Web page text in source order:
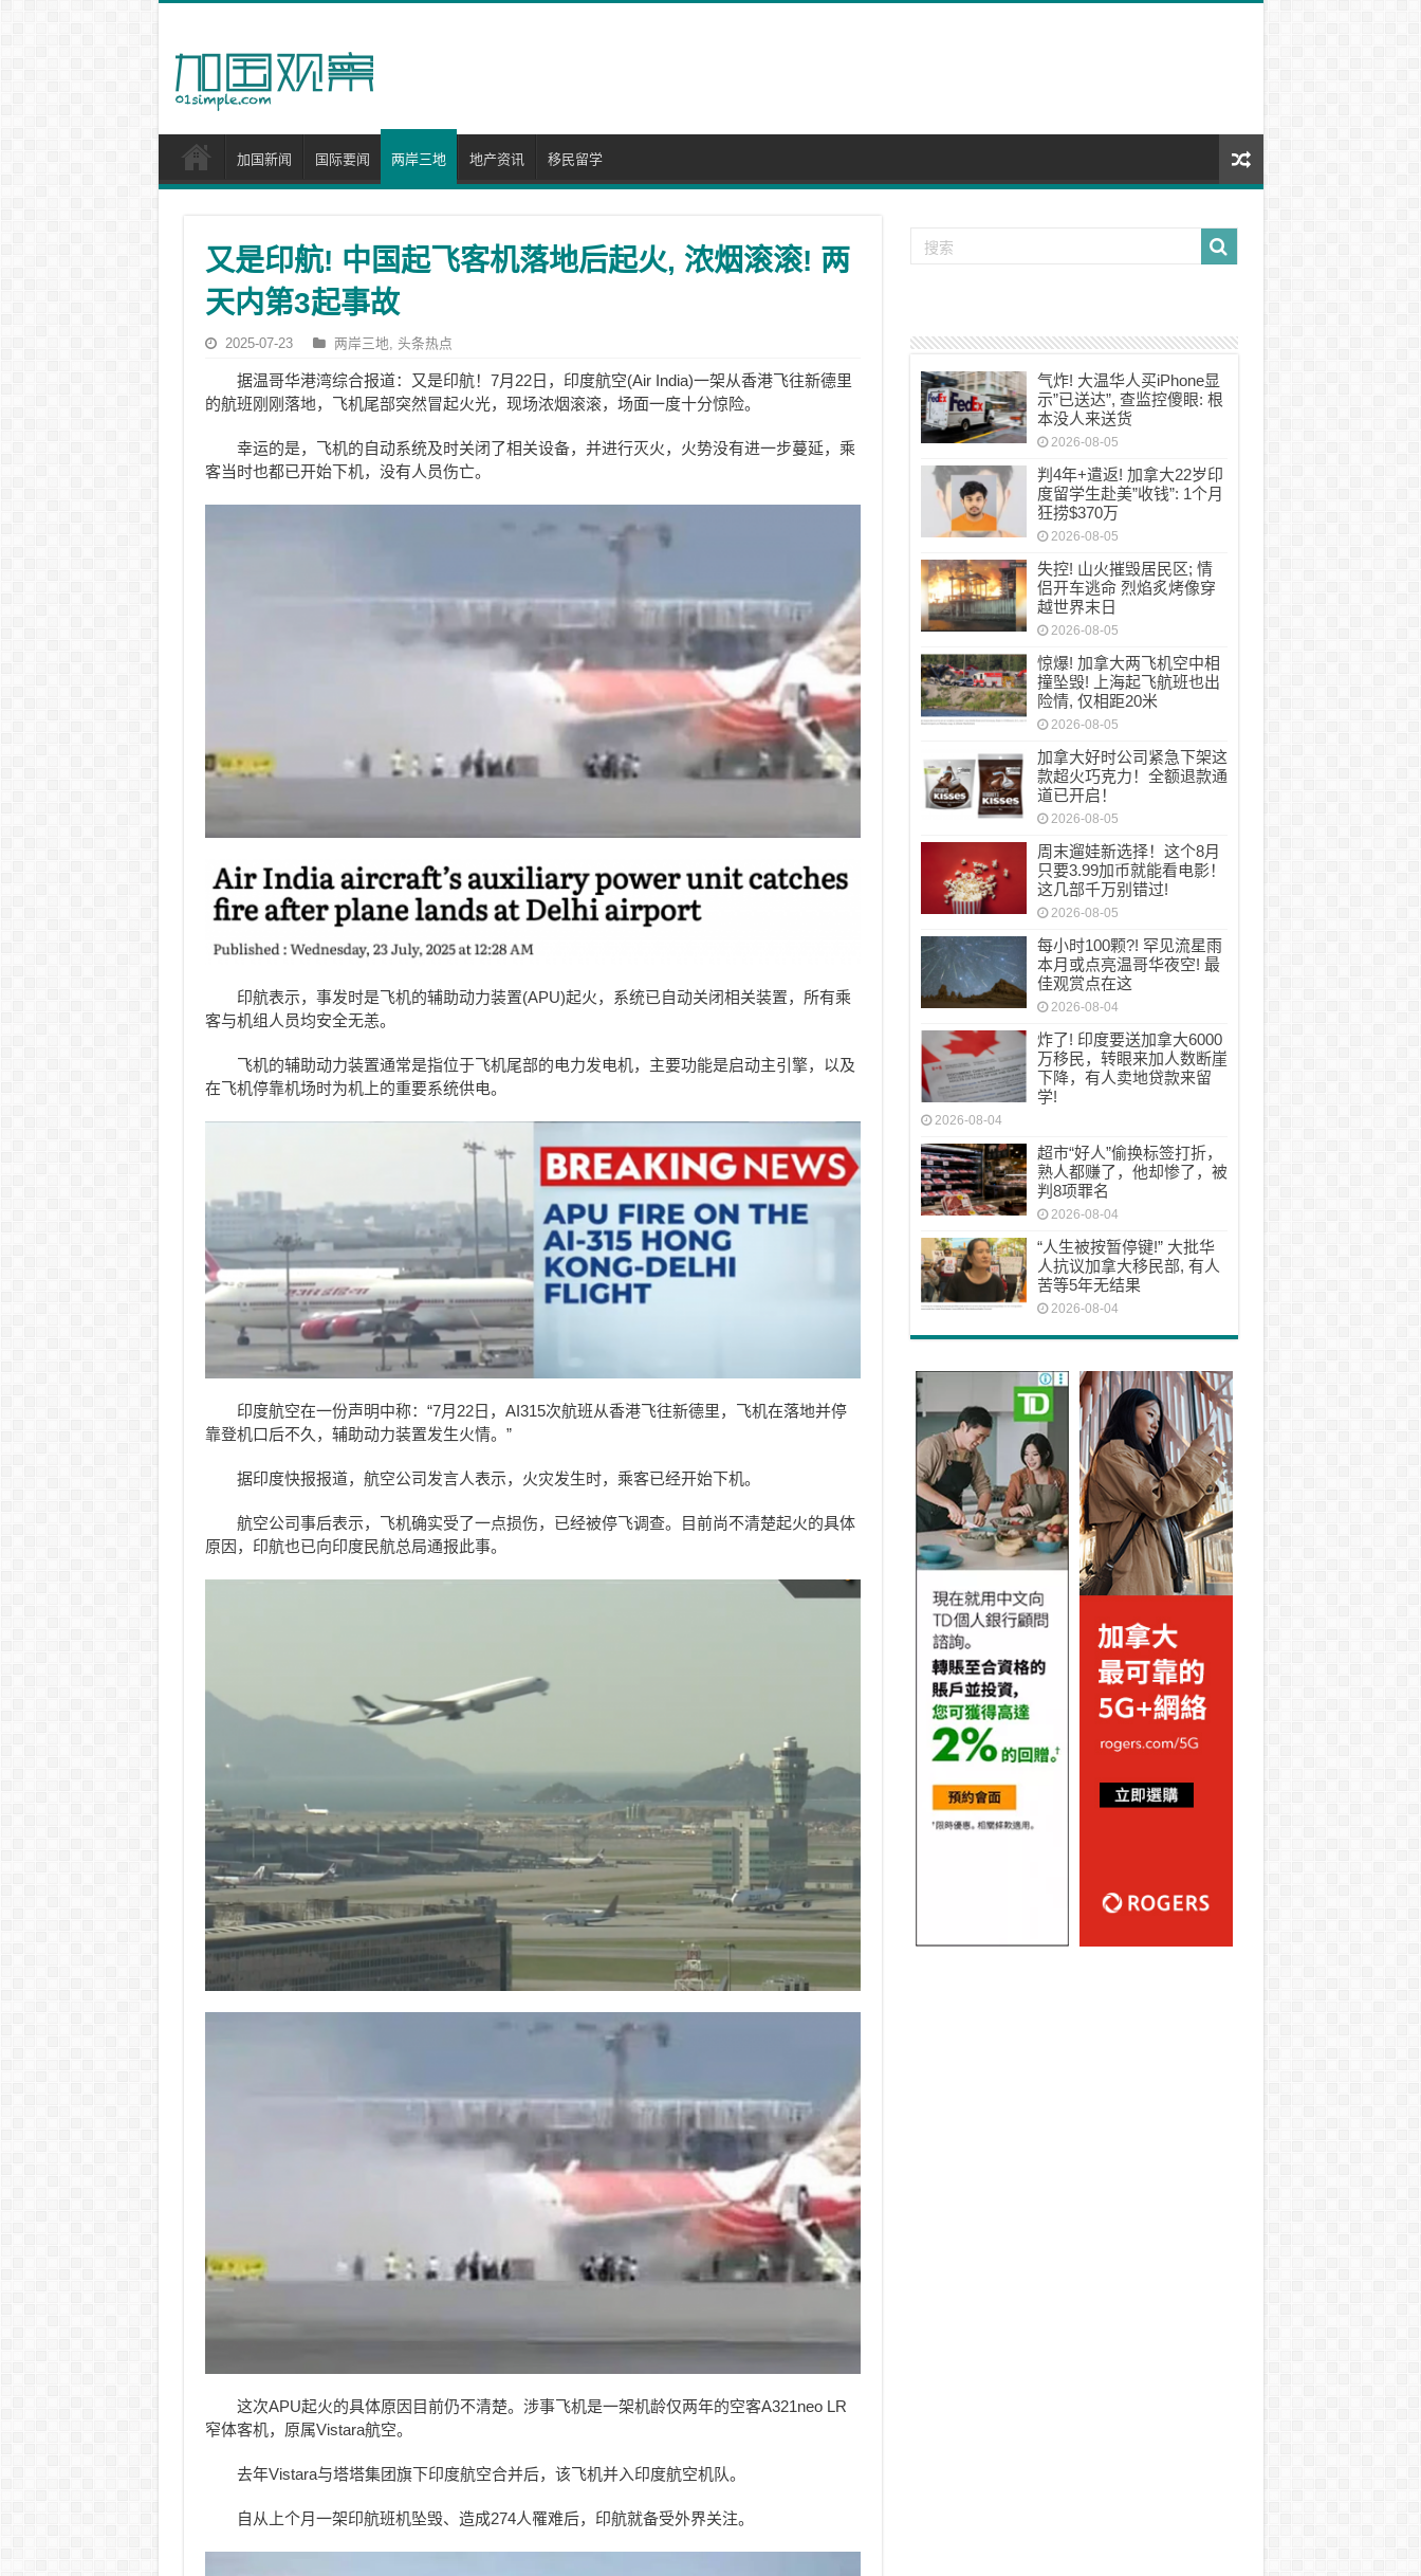
加国新闻 国际要闻 两岸三地 地产资讯 移民留学
又是印航! 中国起飞客机落地后起火, 浓烟滚滚! 两
天内第3起事故
2025-07-23 两岸三地, 头条热点
据温哥华港湾综合报道：又是印航！7月22日， 印度航空(Air India)一架从香港飞往新德里
的航班刚刚落地，飞机尾部突然冒起火光，现场浓烟滚滚，场面一度十分惊险。
幸运的是，飞机的自动系统及时关闭了相关设备，并进行灭火，火势没有进一步蔓延，乘
客当时也都已开始下机，没有人员伤亡。
印航表示，事发时是飞机的辅助动力装置(APU)起火，系统已自动关闭相关装置，所有乘
客与机组人员均安全无恙。
飞机的辅助动力装置通常是指位于飞机尾部的电力发电机，主要功能是启动主引擎，以及
在飞机停靠机场时为机上的重要系统供电。
印度航空在一份声明中称：“7月22日，AI315次航班从香港飞往新德里，飞机在落地并停
靠登机口后不久，辅助动力装置发生火情。”
据印度快报报道，航空公司发言人表示，火灾发生时，乘客已经开始下机。
航空公司事后表示，飞机确实受了一点损伤，已经被停飞调查。目前尚不清楚起火的具体
原因，印航也已向印度民航总局通报此事。
这次APU起火的具体原因目前仍不清楚。涉事飞机是一架机龄仅两年的空客A321neo LR
窄体客机，原属Vistara航空。
去年Vistara与塔塔集团旗下印度航空合并后，该飞机并入印度航空机队。
自从上个月一架印航班机坠毁、造成274人罹难后， 印航就备受外界关注。
气炸! 大温华人买iPhone显
示”已送达”, 查监控傻眼: 根
本没人来送货
2026-08-05
判4年+遣返! 加拿大22岁印
度留学生赴美”收钱”: 1个月
狂捞$370万
2026-08-05
失控! 山火摧毁居民区; 情
侣开车逃命 烈焰炙烤像穿
越世界末日
2026-08-05
惊爆! 加拿大两飞机空中相
撞坠毁! 上海起飞航班也出
险情, 仅相距20米
2026-08-05
加拿大好时公司紧急下架这
款超火巧克力！全额退款通
道已开启！
2026-08-05
周末遛娃新选择！这个8月
只要3.99加币就能看电影！
这几部千万别错过!
2026-08-05
每小时100颗?! 罕见流星雨
本月或点亮温哥华夜空! 最
佳观赏点在这
2026-08-04
炸了! 印度要送加拿大6000
万移民，转眼来加人数断崖
下降，有人卖地贷款来留
学!
2026-08-04
超市“好人”偷换标签打折，
熟人都赚了，他却惨了，被
判8项罪名
2026-08-04
“人生被按暂停键!” 大批华
人抗议加拿大移民部, 有人
苦等5年无结果
2026-08-04